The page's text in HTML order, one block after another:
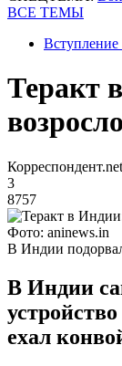
ВСЕ ТЕМЫ
Теракт
3
8757
Фото: aninews.in
В Индии
В Индии
ехал